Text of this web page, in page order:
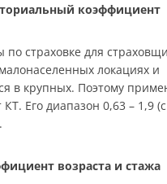
коэффициент
по страховке для
локациях и
в крупных. Поэтому
Его диапазон 0,63 – 1,9 (с
возраста и стажа